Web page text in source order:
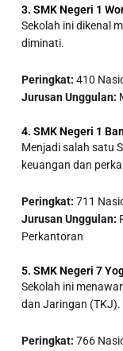
3. SMK Negeri 1
Sekolah ini dikenal
diminati.
Peringkat: 410
Jurusan Unggulan:
4. SMK Negeri 1
Menjadi salah satu
keuangan dan
Peringkat: 711
Jurusan Unggulan:
Perkantoran
5. SMK Negeri 7
Sekolah ini
dan Jaringan (TKJ).
Peringkat: 766